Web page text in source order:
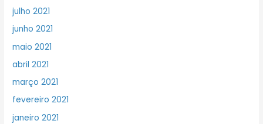
julho 2021
junho 2021
maio 2021
abril 2021
março 2021
fevereiro 2021
janeiro 2021